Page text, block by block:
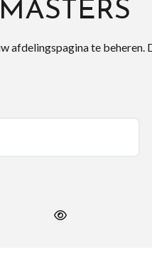
afdelingspagina te